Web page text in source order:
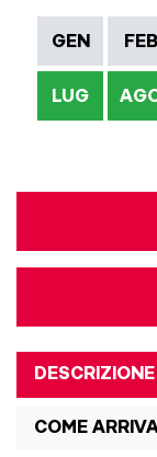
GEN FEB
LUG
DESCRIZIONE
COME